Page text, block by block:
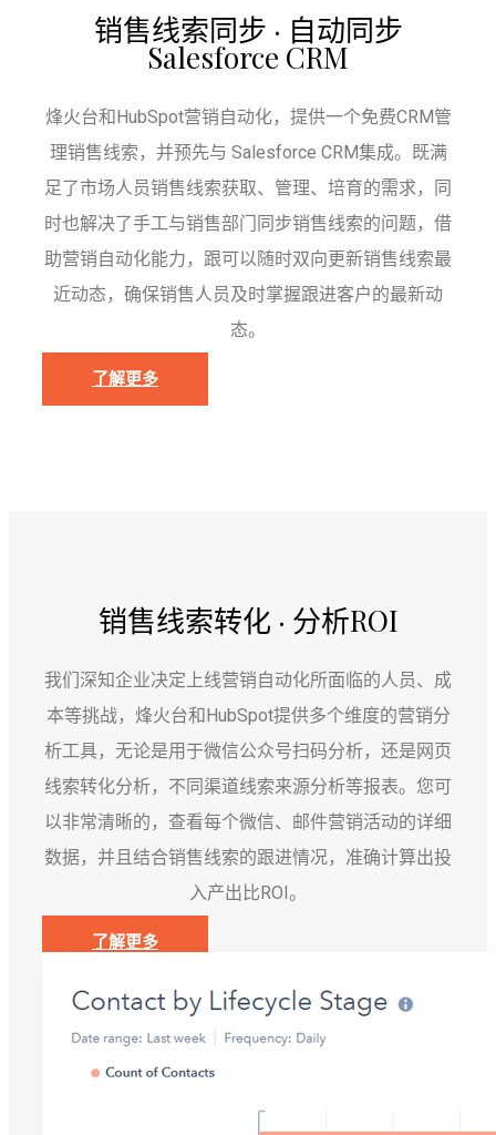
销售线索同步 · 自动同步
Salesforce CRM
烽火台和HubSpot营销自动化，提供一个免费CRM管
理销售线索，并预先与 Salesforce CRM集成。既满
足了市场人员销售线索获取、管理、培育的需求，同
时也解决了手工与销售部门同步销售线索的问题，借
助营销自动化能力，跟可以随时双向更新销售线索最
近动态，确保销售人员及时掌握跟进客户的最新动
态。
了解更多
销售线索转化 · 分析ROI
我们深知企业决定上线营销自动化所面临的人员、成
本等挑战，烽火台和HubSpot提供多个维度的营销分
析工具，无论是用于微信公众号扫码分析，还是网页
线索转化分析，不同渠道线索来源分析等报表。您可
以非常清晰的，查看每个微信、邮件营销活动的详细
数据，并且结合销售线索的跟进情况，准确计算出投
入产出比ROI。
了解更多